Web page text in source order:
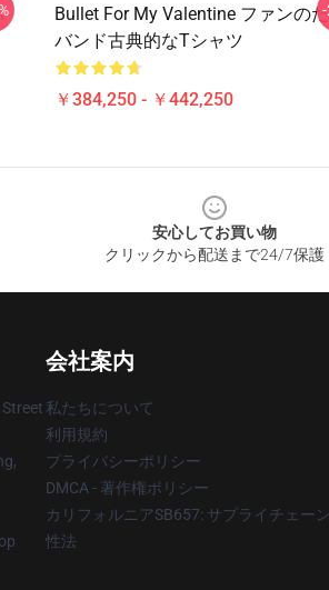
Bullet For My Valentine ファンの
バンド古典的なTシャツ
￥384,250 - ￥442,250
安心してお買い物
クリックから配送まで24/7保護
会社案内
私たちについて
利用規約
プライバシーポリシー
DMCA - 著作権ポリシー
カリフォルニアSB657: サプライチェー
性法